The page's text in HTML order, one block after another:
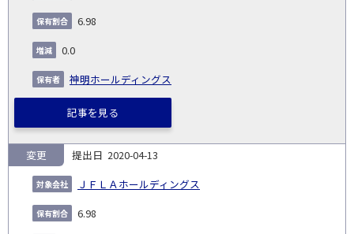
6.98
0.0
神明ホールディングス
記事を見る
2020-04-13
ＪＦＬＡホールディングス
変更
6.98